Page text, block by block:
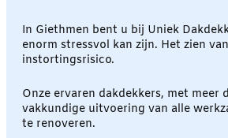
In Giethmen bent u bij Uniek
enorm stressvol kan zijn. Het zien
instortingsrisico.
Onze ervaren dakdekkers, met
vakkundige uitvoering van alle
te renoveren.